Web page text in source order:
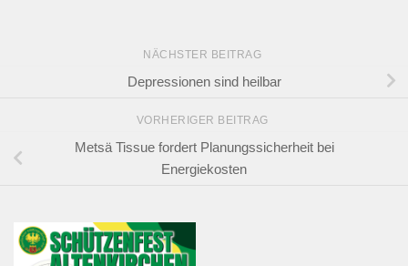
NÄCHSTER BEITRAG
Depressionen sind heilbar
VORHERIGER BEITRAG
Metsä Tissue fordert Planungssicherheit bei
Energiekosten